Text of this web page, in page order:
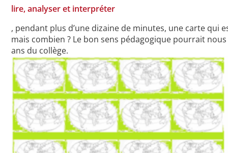
lire, analyser et interpréter
, pendant plus d’une dizaine de minutes, une carte qui
mais combien ? Le bon sens pédagogique pourrait
ans du collège.